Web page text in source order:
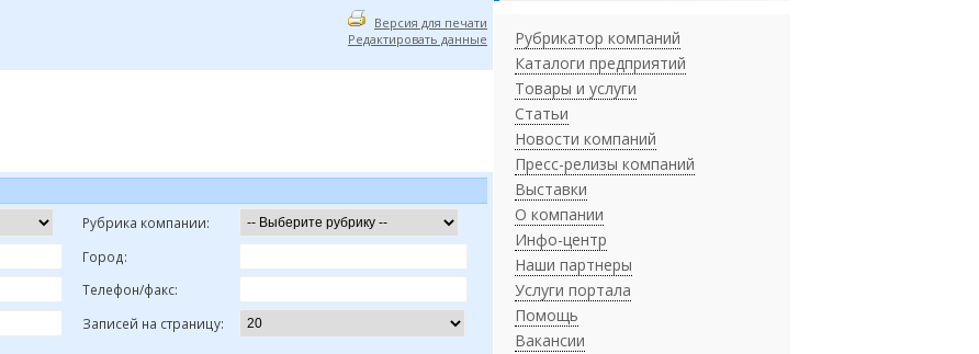
Версия для печати
Редактировать данные
Рубрика компании:
Город:
Телефон/факс:
Записей на страницу:
Рубрикатор компаний
Каталоги предприятий
Товары и услуги
Статьи
Новости компаний
Пресс-релизы компаний
Выставки
О компании
Инфо-центр
Наши партнеры
Услуги портала
Помощь
Вакансии